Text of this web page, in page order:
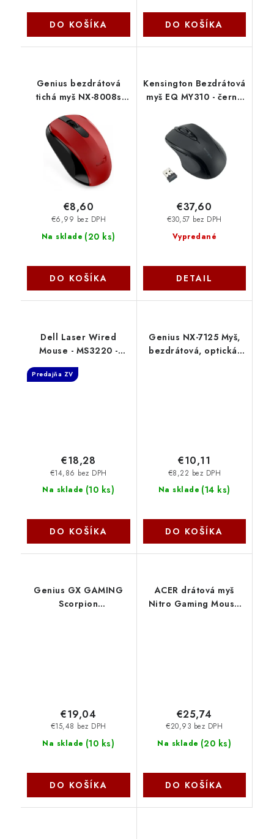
DO KOŠÍKA DO KOŠÍKA
Genius bezdrátová
tichá myš NX-8008s
Na sklade (20 ks)
€6,99 bez DPH
€8,60
DO KOŠÍKA
Kensington Bezdrátová
myš EQ MY310 - černá
Vypredané
€30,57 bez DPH
€37,60
DETAIL
Dell Laser Wired
Mouse - MS3220 -
Predajňa ZV
Na sklade (10 ks)
€14,86 bez DPH
€18,28
DO KOŠÍKA
Genius NX-7125 Myš,
bezdrátová, optická,
Na sklade (14 ks)
€8,22 bez DPH
€10,11
DO KOŠÍKA
Genius GX GAMING
Scorpion
Na sklade (10 ks)
€15,48 bez DPH
€19,04
DO KOŠÍKA
ACER drátová myš
Nitro Gaming Mouse
Na sklade (20 ks)
€20,93 bez DPH
€25,74
DO KOŠÍKA